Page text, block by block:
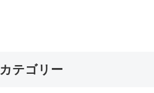
カテゴリー